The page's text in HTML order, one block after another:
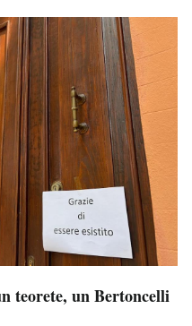
teorete, un Bertoncelli